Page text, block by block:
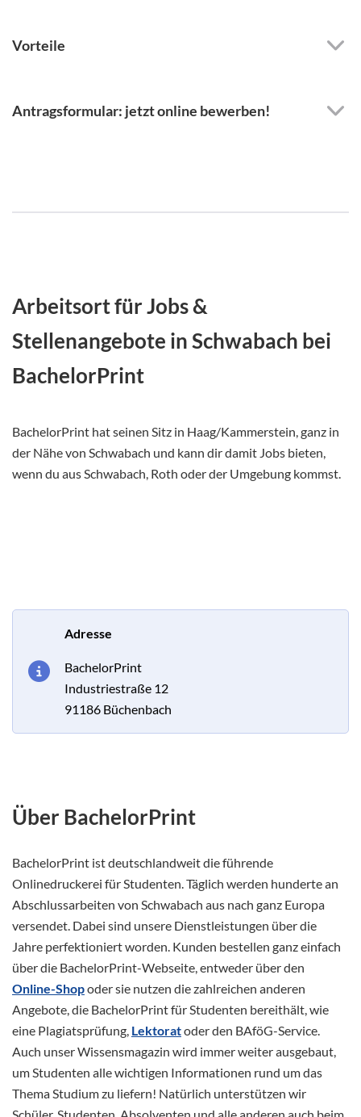
Vorteile
Antragsformular: jetzt online bewerben!
Arbeitsort für Jobs &
Stellenangebote in Schwabach bei
BachelorPrint
BachelorPrint hat seinen Sitz in Haag/Kammerstein, ganz in
der Nähe von Schwabach und kann dir damit Jobs bieten,
wenn du aus Schwabach, Roth oder der Umgebung kommst.
Adresse
BachelorPrint
Industriestraße 12
91186 Büchenbach
Über BachelorPrint
BachelorPrint ist deutschlandweit die führende
Onlinedruckerei für Studenten. Täglich werden hunderte an
Abschlussarbeiten von Schwabach aus nach ganz Europa
versendet. Dabei sind unsere Dienstleistungen über die
Jahre perfektioniert worden. Kunden bestellen ganz einfach
über die BachelorPrint-Webseite, entweder über den
Online-Shopoder sie nutzen die zahlreichen anderen
Angebote, die BachelorPrint für Studenten bereithält, wie
eine Plagiatsprüfung, Lektoratoder den BAföG-Service.
Auch unser Wissensmagazin wird immer weiter ausgebaut,
um Studenten alle wichtigen Informationen rund um das
Thema Studium zu liefern! Natürlich unterstützen wir
Schüler, Studenten, Absolventen und alle anderen auch beim